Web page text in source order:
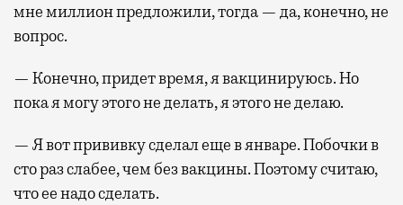
мне миллион предложили, тогда — да, конечно, не
вопрос.
— Конечно, придет время, я вакцинируюсь. Но
пока я могу этого не делать, я этого не делаю.
— Я вот прививку сделал еще в январе. Побочки в
сто раз слабее, чем без вакцины. Поэтому считаю,
что ее надо сделать.